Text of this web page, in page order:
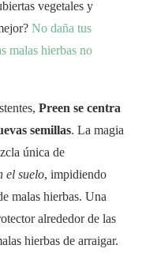
vegetales y
No daña tus
malas hierbas no
Preen se centra
semillas. La magia
única de
el suelo, impidiendo
malas hierbas. Una
alrededor de las
hierbas de arraigar.